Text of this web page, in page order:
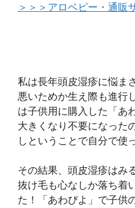
＞＞＞アロベビー・通販
私は長年頭皮湿疹に悩ま
悪いためか生え際も進行
は子供用に購入した「あ
大きくなり不要になった
しということで自分で使
その結果、頭皮湿疹はみ
抜け毛も心なしか落ち着
た！「あわぴよ」で子供